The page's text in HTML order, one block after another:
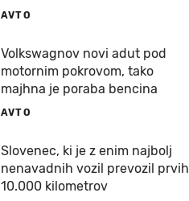
AVTO
Volkswagnov novi adut pod
motornim pokrovom, tako
majhna je poraba bencina
AVTO
Slovenec, ki je z enim najbolj
nenavadnih vozil prevozil prvih
10.000 kilometrov